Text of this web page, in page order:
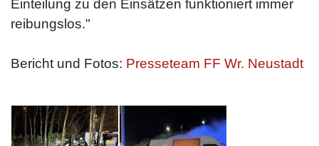
Einteilung zu den Einsätzen funktioniert immer
reibungslos."
Bericht und Fotos: Presseteam FF Wr. Neustadt